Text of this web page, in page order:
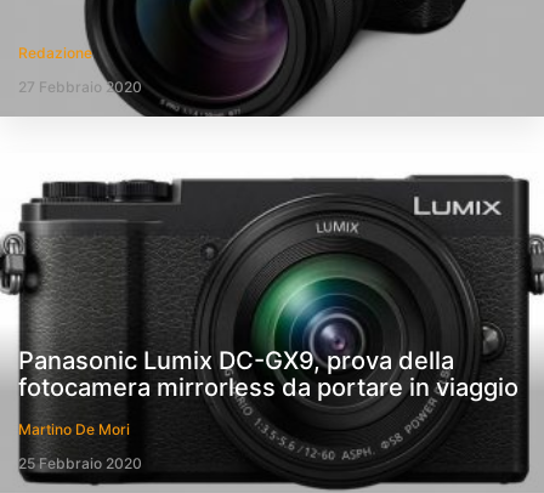
Redazione
27 Febbraio 2020
Panasonic Lumix DC-GX9, prova della
fotocamera mirrorless da portare in viaggio
Martino De Mori
25 Febbraio 2020